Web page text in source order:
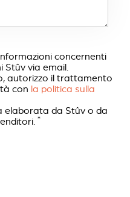
concernenti
Stûv via email.
autorizzo il trattamento
con la politica sulla
elaborata da Stûv o da
*